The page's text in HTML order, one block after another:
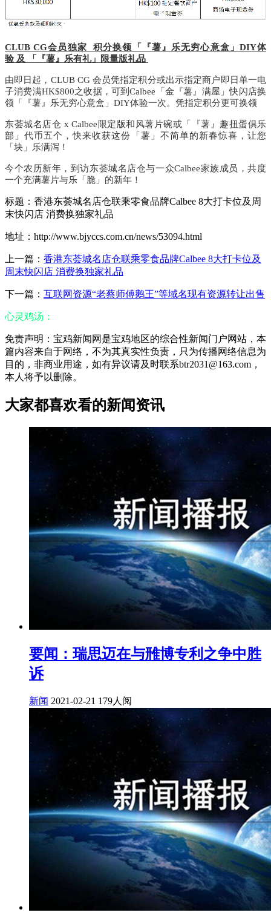
CLUB CG会员独家 积分换领「『薯』乐无穷心意盒」 DIY体
验 及 「『薯』乐有礼」限量版礼品
由即日起， CLUB CG 会员凭指定积分或出示指定商户即日单一电
子消费满HK$800之收据，可到Calbee 「金『薯』满屋」快闪店换
领「『薯』乐无穷心意盒」 DIY体验一次。凭指定积分更可换领
东荟城名店仓 x Calbee限定版和风薯片碗或 「『薯』趣扭蛋俱乐
部」代币五个，快来收获这份「薯」不简单的新春惊喜，让您
「块」乐满泻！
今个农历新年，到访东荟城名店仓与一众Calbee家族成员，共度
一个充满薯片与乐「脆」的新年！
标题：香港东荟城名店仓联乘零食品牌Calbee 8大打卡位及周
末快闪店 消费换独家礼品
地址：http://www.bjyccs.com.cn/news/53094.html
上一篇： 香港东荟城名店仓联乘零食品牌Calbee 8大打卡位及
周末快闪店 消费换独家礼品
下一篇： 互联网资源“老蔡师傅鹅王”等域名现有资源转让出售
心灵鸡汤：
免责声明：宝鸡新闻网是宝鸡地区的综合性新闻门户网站，本
篇内容来自于网络，不为其真实性负责，只为传播网络信息为
目的，非商业用途，如有异议请及时联系btr2031@163.com，
本人将予以删除。
大家都喜欢看的新闻资讯
要闻：瑞思迈在与雃博专利之争中胜
诉
新闻 2021-02-21 179人阅